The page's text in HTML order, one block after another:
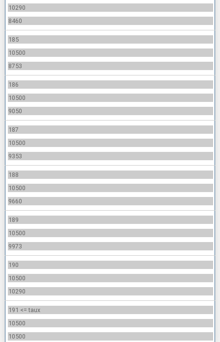
10290
8460
185
10500
8753
186
10500
9050
187
10500
9353
188
10500
9660
189
10500
9973
190
10500
10290
191 <= taux
10500
10500